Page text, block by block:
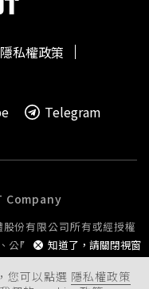
您可以點選 隱私權政策
知道了，請關閉視窗
隱私權政策
Telegram
Company
份有限公司所有或經授權
公開播送或公開傳輸。